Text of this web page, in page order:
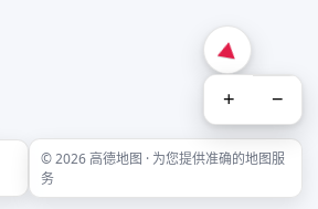
+ −
© 2026 高德地图 · 为您提供准确的地图服
务